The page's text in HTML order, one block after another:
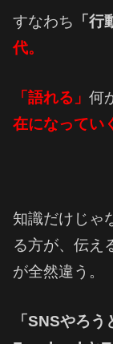
すなわち 「行
代。
「語れる」 何
在になってい
知識だけじゃ
る方が、伝え
が全然違う。
「SNSやろ